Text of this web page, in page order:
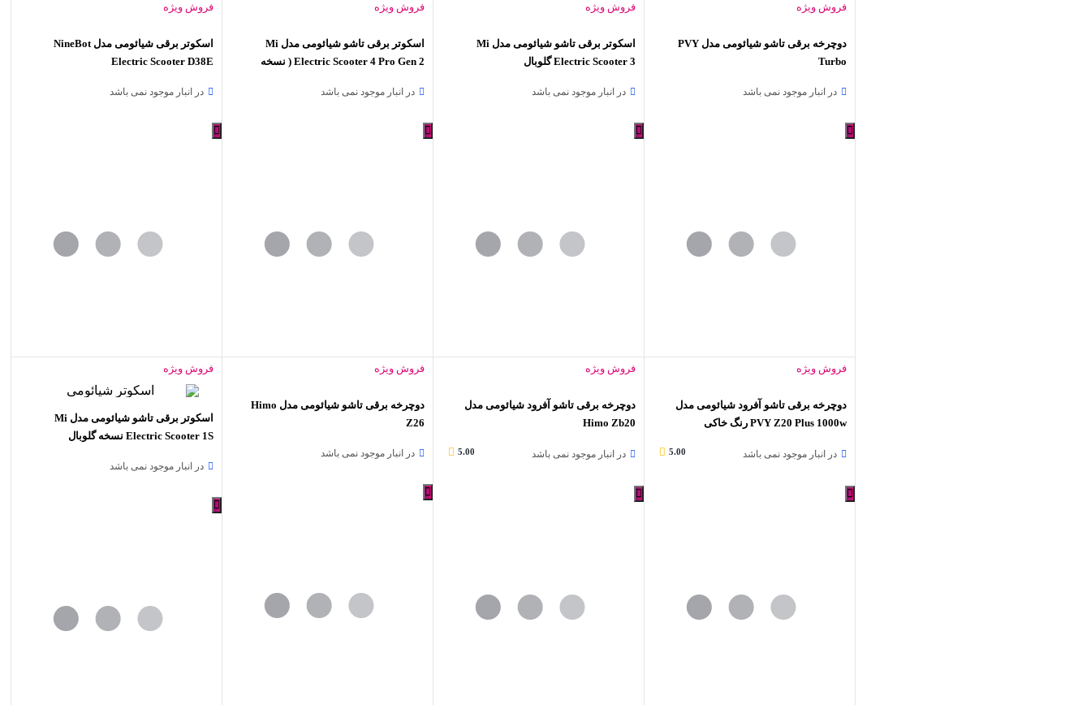
فروش ویژه
دوچرخه برقی تاشو شیائومی مدل PVY
Turbo
در انبار موجود نمی باشد
فروش ویژه
اسکوتر برقی تاشو شیائومی مدل Mi
Electric Scooter 3 گلوبال
در انبار موجود نمی باشد
فروش ویژه
اسکوتر برقی تاشو شیائومی مدل Mi
Electric Scooter 4 Pro Gen 2 ( نسخه
در انبار موجود نمی باشد
فروش ویژه
اسکوتر برقی شیائومی مدل NineBot
Electric Scooter D38E
در انبار موجود نمی باشد
فروش ویژه
دوچرخه برقی تاشو آفرود شیائومی مدل
PVY Z20 Plus 1000w رنگ خاکی
در انبار موجود نمی باشد 5.00
فروش ویژه
دوچرخه برقی تاشو آفرود شیائومی مدل
Himo Zb20
در انبار موجود نمی باشد 5.00
فروش ویژه
دوچرخه برقی تاشو شیائومی مدل Himo
Z26
در انبار موجود نمی باشد
فروش ویژه
اسکوتر برقی تاشو شیائومی مدل Mi
Electric Scooter 1S نسخه گلوبال
در انبار موجود نمی باشد